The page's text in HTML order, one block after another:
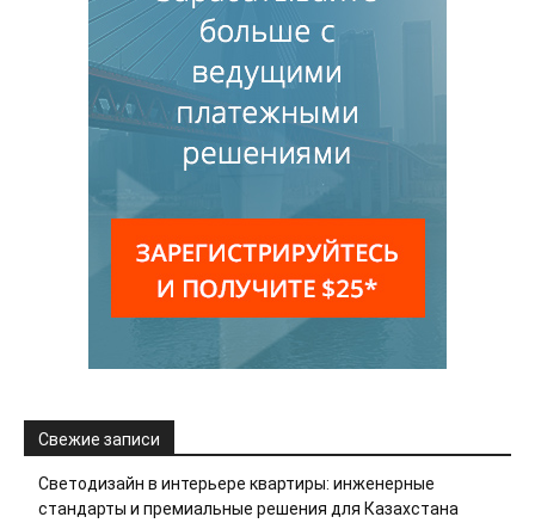
Свежие записи
Светодизайн в интерьере квартиры: инженерные
стандарты и премиальные решения для Казахстана